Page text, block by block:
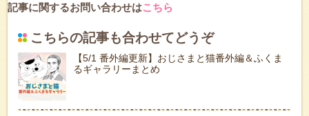
記事に関するお問い合わせはこちら
こちらの記事も合わせてどうぞ
【5/1 番外編更新】おじさまと猫番外編＆ふくま
るギャラリーまとめ